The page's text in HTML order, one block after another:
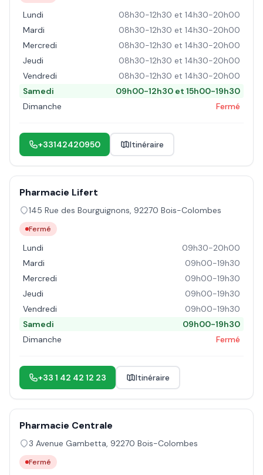
Lundi
08h30-12h30 et 14h30-20h00
Mardi
08h30-12h30 et 14h30-20h00
Mercredi
08h30-12h30 et 14h30-20h00
Jeudi
08h30-12h30 et 14h30-20h00
Vendredi
08h30-12h30 et 14h30-20h00
Samedi
09h00-12h30 et 15h00-19h30
Dimanche
Fermé
+33142420950 Itinéraire
Pharmacie Lifert
145 Rue des Bourguignons, 92270 Bois-Colombes
Fermé
Lundi
09h30-20h00
Mardi
09h00-19h30
Mercredi
09h00-19h30
Jeudi
09h00-19h30
Vendredi
09h00-19h30
Samedi
09h00-19h30
Dimanche
Fermé
+33 1 42 42 12 23 Itinéraire
Pharmacie Centrale
3 Avenue Gambetta, 92270 Bois-Colombes
Fermé